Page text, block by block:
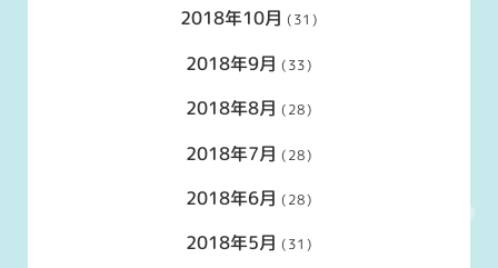
2018年10月 (31)
2018年9月 (33)
2018年8月 (28)
2018年7月 (28)
2018年6月 (28)
2018年5月 (31)